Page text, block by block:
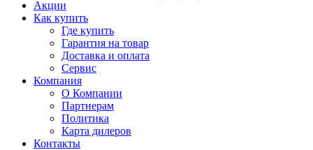
Акции
Как купить
Где купить
Гарантия на товар
Доставка и оплата
Сервис
Компания
О Компании
Партнерам
Политика
Карта дилеров
Контакты